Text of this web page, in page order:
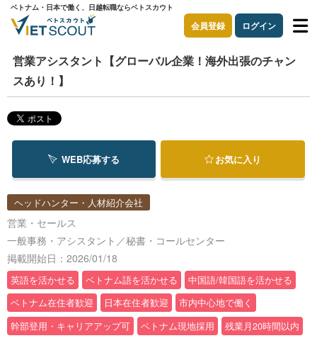
ベトナム・日本で働く、日越転職ならベトスカウト
会員登録 ログイン
営業アシスタント【グローバル企業！海外出張のチャン
スあり！】
WEB応募する お気に入り
ヘッドハンター・人材紹介会社
営業・セールス
一般事務・アシスタント／秘書・コールセンター
掲載開始日：2026/01/18
英語を活かせる ベトナム語を活かせる
中国語/韓国語を活かせる
ベトナム在住者歓迎
日本在住者歓迎
市内中心地で働く
幹部登用・キャリアアップ可
ベトナム現地採用 残業月20時間以内